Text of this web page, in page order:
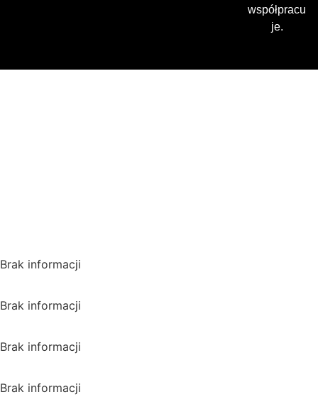
współpracu
je.
Brak informacji
Brak informacji
Brak informacji
Brak informacji